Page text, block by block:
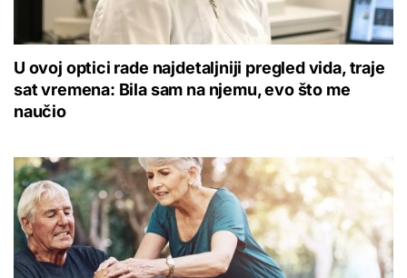
U ovoj optici rade najdetaljniji pregled vida, traje
sat vremena: Bila sam na njemu, evo što me
naučio